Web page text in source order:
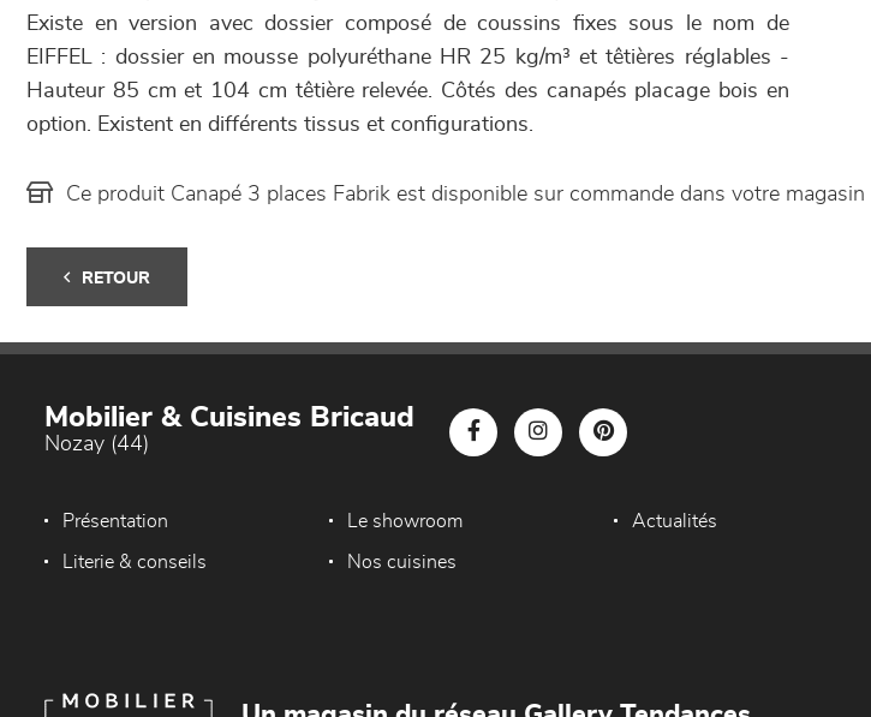
Existe en version avec dossier composé de coussins fixes sous le nom de
EIFFEL : dossier en mousse polyuréthane HR 25 kg/m³ et têtières réglables -
Hauteur 85 cm et 104 cm têtière relevée. Côtés des canapés placage bois en
option. Existent en différents tissus et configurations.
Ce produit Canapé 3 places Fabrik est disponible sur commande dans votre magasin
RETOUR
Mobilier & Cuisines Bricaud
Nozay (44)
Présentation Le showroom Actualités
Literie & conseils Nos cuisines